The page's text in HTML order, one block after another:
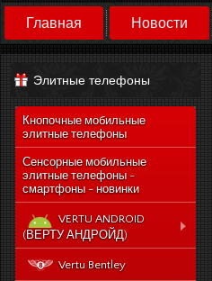
Главная Новости
Элитные телефоны
Кнопочные мобильные
элитные телефоны
Сенсорные мобильные
элитные телефоны -
смартфоны - новинки
VERTU ANDROID
(ВЕРТУ АНДРОЙД)
Новый Vertu Signature
New Touch
Vertu Bentley